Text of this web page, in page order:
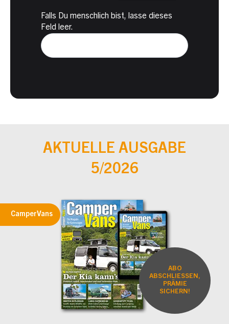
Falls Du menschlich bist, lasse dieses
Feld leer.
AKTUELLE AUSGABE
5/2026
CamperVans
ABO
ABSCHLIESSEN,
PRÄMIE
SICHERN!